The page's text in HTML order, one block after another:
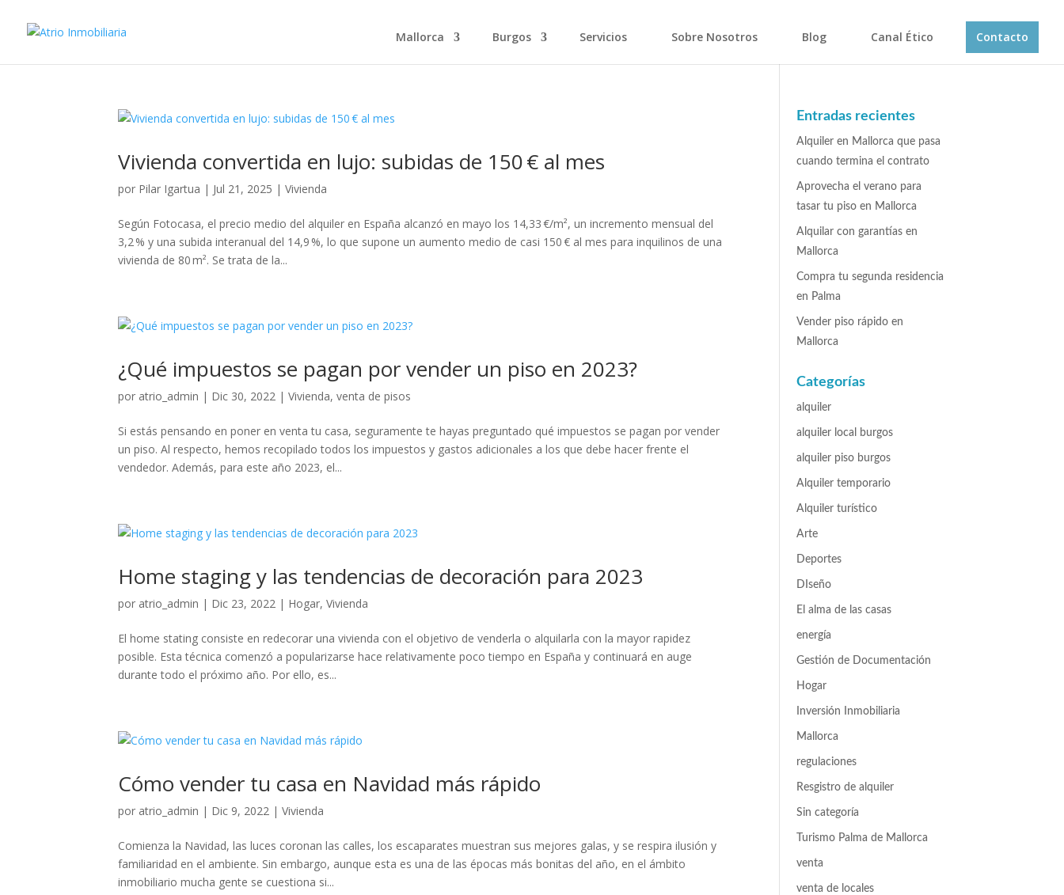
Mallorca Burgos Servicios Sobre Nosotros Blog Canal Ético Contacto
Vivienda convertida en lujo: subidas de 150 € al mes
por Pilar Igartua | Jul 21, 2025 |Vivienda
Según Fotocasa, el precio medio del alquiler en España alcanzó en mayo los 14,33 €/m², un incremento mensual del
3,2 % y una subida interanual del 14,9 %, lo que supone un aumento medio de casi 150 € al mes para inquilinos de una
vivienda de 80 m². Se trata de la...
¿Qué impuestos se pagan por vender un piso en 2023?
por atrio_admin | Dic 30, 2022 |Vivienda,venta de pisos
Si estás pensando en poner en venta tu casa, seguramente te hayas preguntado qué impuestos se pagan por vender
un piso. Al respecto, hemos recopilado todos los impuestos y gastos adicionales a los que debe hacer frente el
vendedor. Además, para este año 2023, el...
Home staging y las tendencias de decoración para 2023
por atrio_admin | Dic 23, 2022 | Hogar,Vivienda
El home stating consiste en redecorar una vivienda con el objetivo de venderla o alquilarla con la mayor rapidez
posible. Esta técnica comenzó a popularizarse hace relativamente poco tiempo en España y continuará en auge
durante todo el próximo año. Por ello, es...
Cómo vender tu casa en Navidad más rápido
por atrio_admin | Dic 9, 2022 |Vivienda
Comienza la Navidad, las luces coronan las calles, los escaparates muestran sus mejores galas, y se respira ilusión y
familiaridad en el ambiente. Sin embargo, aunque esta es una de las épocas más bonitas del año, en el ámbito
inmobiliario mucha gente se cuestiona si...
Entradas recientes
Alquiler en Mallorca que pasa
cuando termina el contrato
Aprovecha el verano para
tasar tu piso en Mallorca
Alquilar con garantías en
Mallorca
Compra tu segunda residencia
en Palma
Vender piso rápido en
Mallorca
Categorías
alquiler
alquiler local burgos
alquiler piso burgos
Alquiler temporario
Alquiler turístico
Arte
Deportes
DIseño
El alma de las casas
energía
Gestión de Documentación
Hogar
Inversión Inmobiliaria
Mallorca
regulaciones
Resgistro de alquiler
Sin categoría
Turismo Palma de Mallorca
venta
venta de locales